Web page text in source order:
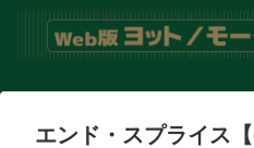
エンド・スプライス